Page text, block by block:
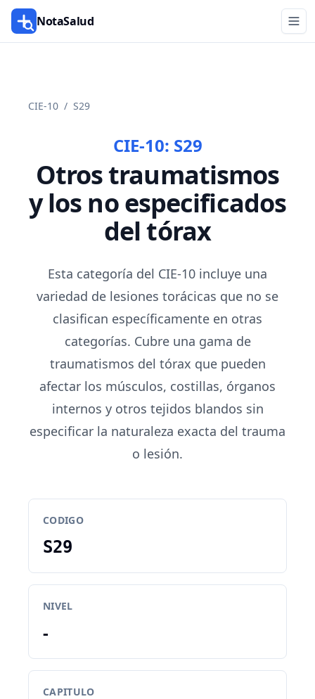
NotaSalud
CIE-10 / S29
CIE-10: S29
Otros traumatismos
y los no especificados
del tórax
Esta categoría del CIE-10 incluye una
variedad de lesiones torácicas que no se
clasifican específicamente en otras
categorías. Cubre una gama de
traumatismos del tórax que pueden
afectar los músculos, costillas, órganos
internos y otros tejidos blandos sin
especificar la naturaleza exacta del trauma
o lesión.
CODIGO
S29
NIVEL
-
CAPITULO